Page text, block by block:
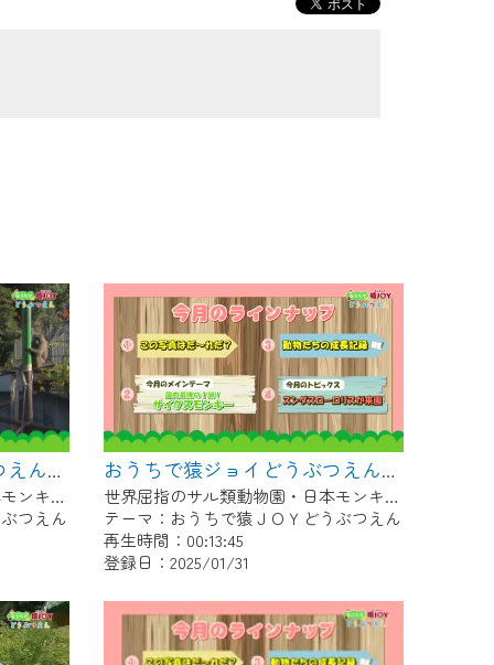
おうちで猿ジョイどうぶつえん～ヨザルってどんなサル？～（2025年1月16日初回放送）
世界屈指のサル類動物園・日本モンキーセンター協力の親子で学べる動物番組。
つえん
おうちで猿ジョイどうぶつえん～サイクスモンキー～（2024年12月16日初回放送）
世界屈指のサル類動物園・日本モンキーセンター協力の親子で学べる動物番組。
テーマ：おうちで猿ＪＯＹどうぶつえん
再生時間：00:13:45
登録日：2025/01/31